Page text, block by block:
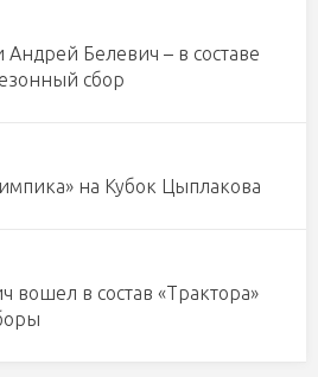
Белевич – в составе
сбор
на Кубок Цыплакова
в состав «Трактора»